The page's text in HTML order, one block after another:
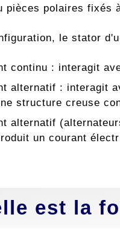
pièces polaires fixés
le stator
continu : interagit
alternatif : interagit
structure creuse
alternatif
un courant
est la